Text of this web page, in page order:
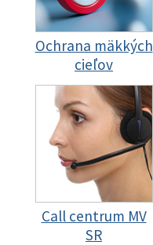
Ochrana mäkkých
cieľov
Call centrum MV
SR